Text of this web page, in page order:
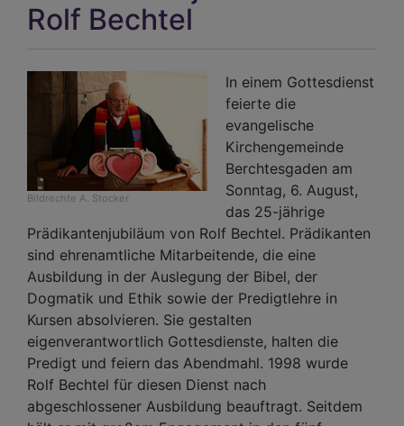
Rolf Bechtel
Bildrechte A. Stocker
In einem Gottesdienst
feierte die
evangelische
Kirchengemeinde
Berchtesgaden am
Sonntag, 6. August,
das 25-jährige
Prädikantenjubiläum von Rolf Bechtel. Prädikanten
sind ehrenamtliche Mitarbeitende, die eine
Ausbildung in der Auslegung der Bibel, der
Dogmatik und Ethik sowie der Predigtlehre in
Kursen absolvieren. Sie gestalten
eigenverantwortlich Gottesdienste, halten die
Predigt und feiern das Abendmahl. 1998 wurde
Rolf Bechtel für diesen Dienst nach
abgeschlossener Ausbildung beauftragt. Seitdem